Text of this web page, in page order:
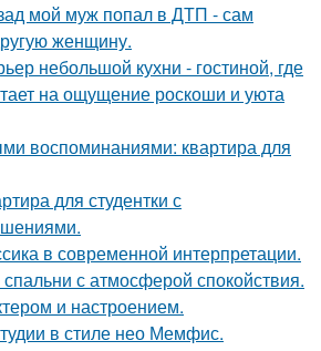
мой муж попал в ДТП - сам
женщину.
небольшой кухни - гостиной, где
на ощущение роскоши и уюта
воспоминаниями: квартира для
для студентки с
в современной интерпретации.
с атмосферой спокойствия.
и настроением.
в стиле нео Мемфис.